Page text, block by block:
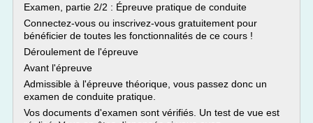
Examen, partie 2/2 : Épreuve pratique de conduite
Connectez-vous ou inscrivez-vous gratuitement pour
bénéficier de toutes les fonctionnalités de ce cours !
Déroulement de l'épreuve
Avant l'épreuve
Admissible à l'épreuve théorique, vous passez donc un
examen de conduite pratique.
Vos documents d'examen sont vérifiés. Un test de vue est